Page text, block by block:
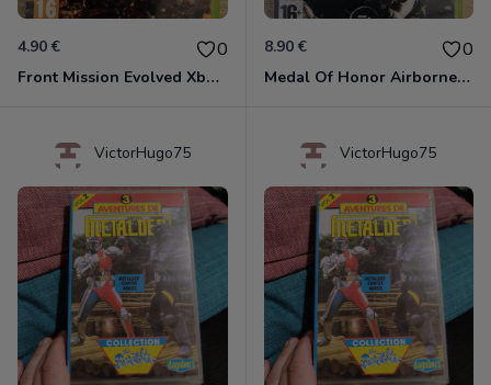
4.90 € 0
Front Mission Evolved Xbox 360
8.90 € 0
Medal Of Honor Airborne Xbox 360
VictorHugo75 VictorHugo75